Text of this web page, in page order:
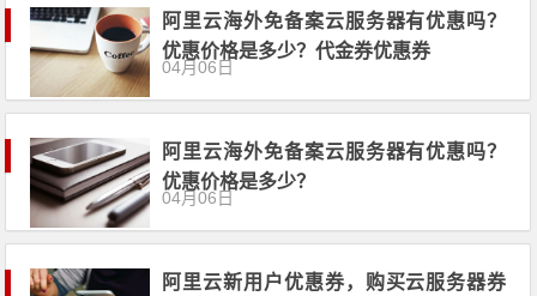
阿里云海外免备案云服务器有优惠吗？
优惠价格是多少？代金券优惠券
04月06日
阿里云海外免备案云服务器有优惠吗？
优惠价格是多少？
04月06日
阿里云新用户优惠券，购买云服务器券